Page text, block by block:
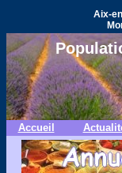
Aix-
Accueil